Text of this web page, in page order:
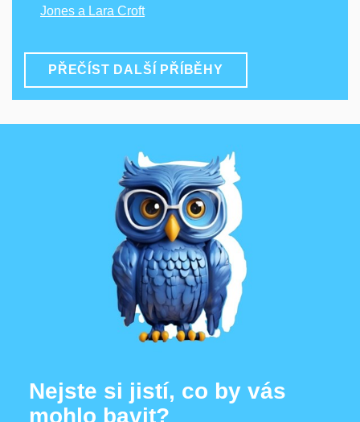
Jones a Lara Croft
PŘEČÍST DALŠÍ PŘÍBĚHY
Nejste si jistí, co by vás
mohlo bavit?